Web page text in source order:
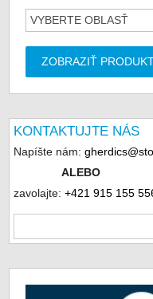
VYBERTE OBLASŤ
ZOBRAZIŤ
KONTAKTUJTE NÁS
Napíšte nám:
ALEBO
zavolajte:+421 915 155